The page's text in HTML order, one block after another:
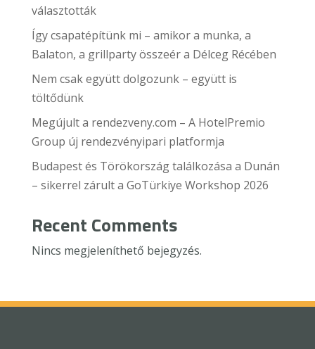
választották
Így csapatépítünk mi – amikor a munka, a
Balaton, a grillparty összeér a Délceg Récében
Nem csak együtt dolgozunk – együtt is
töltődünk
Megújult a rendezveny.com – A HotelPremio
Group új rendezvényipari platformja
Budapest és Törökország találkozása a Dunán
– sikerrel zárult a GoTürkiye Workshop 2026
Recent Comments
Nincs megjeleníthető bejegyzés.